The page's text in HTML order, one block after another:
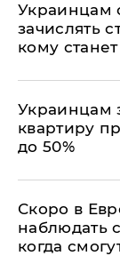
Украинцам
зачислять
кому
Украинцам
квартиру
до 50%
Скоро в
наблюдать
когда